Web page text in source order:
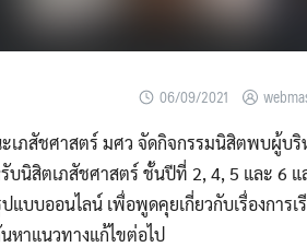
06/09/2021
เภสัชศาสตร์ มศว จัดกิจกรรมนิสิตพบผู้บ
บนิสิตเภสัชศาสตร์ ชั้นปีที่ 2, 4, 5 และ 6
แบบออนไลน์ เพื่อพูดคุยเกี่ยวกับเรื่องกา
หาแนวทางแก้ไขต่อไป